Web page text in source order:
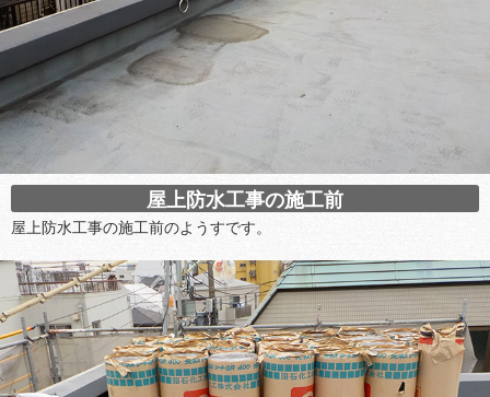
屋上防水工事の施工前
屋上防水工事の施工前のようすです。